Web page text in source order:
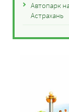
Автопарк
Астрахань